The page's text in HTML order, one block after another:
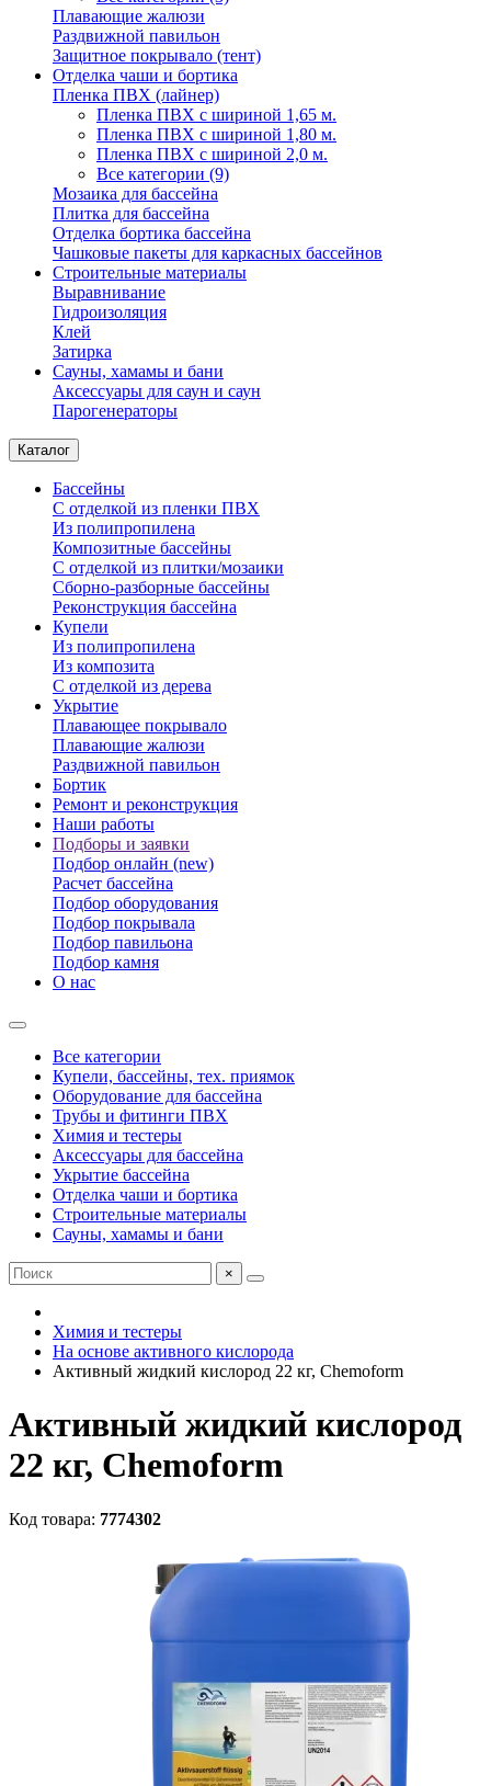
Плавающие жалюзи
Раздвижной павильон
Защитное покрывало (тент)
Отделка чаши и бортика
Пленка ПВХ (лайнер)
Пленка ПВХ с шириной 1,65 м.
Пленка ПВХ с шириной 1,80 м.
Пленка ПВХ с шириной 2,0 м.
Все категории (9)
Мозаика для бассейна
Плитка для бассейна
Отделка бортика бассейна
Чашковые пакеты для каркасных бассейнов
Строительные материалы
Выравнивание
Гидроизоляция
Клей
Затирка
Сауны, хамамы и бани
Аксессуары для саун и саун
Парогенераторы
Каталог
Бассейны
С отделкой из пленки ПВХ
Из полипропилена
Композитные бассейны
С отделкой из плитки/мозаики
Сборно-разборные бассейны
Реконструкция бассейна
Купели
Из полипропилена
Из композита
С отделкой из дерева
Укрытие
Плавающее покрывало
Плавающие жалюзи
Раздвижной павильон
Бортик
Ремонт и реконструкция
Наши работы
Подборы и заявки
Подбор онлайн (new)
Расчет бассейна
Подбор оборудования
Подбор покрывала
Подбор павильона
Подбор камня
О нас
Все категории
Купели, бассейны, тех. приямок
Оборудование для бассейна
Трубы и фитинги ПВХ
Химия и тестеры
Аксессуары для бассейна
Укрытие бассейна
Отделка чаши и бортика
Строительные материалы
Сауны, хамамы и бани
×
Химия и тестеры
На основе активного кислорода
Активный жидкий кислород 22 кг, Chemoform
Активный жидкий кислород
22 кг, Chemoform
Код товара: 7774302